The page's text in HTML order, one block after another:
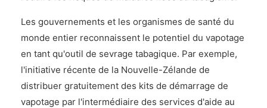
Les gouvernements et les organismes de santé du
monde entier reconnaissent le potentiel du vapotage
en tant qu'outil de sevrage tabagique. Par exemple,
l'initiative récente de la Nouvelle-Zélande de
distribuer gratuitement des kits de démarrage de
vapotage par l'intermédiaire des services d'aide au